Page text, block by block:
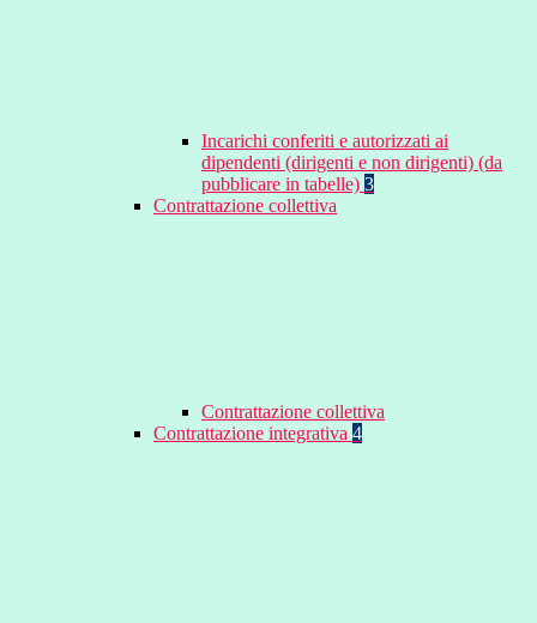
Incarichi conferiti e autorizzati ai
dipendenti (dirigenti e non dirigenti) (da
pubblicare in tabelle) 3
Contrattazione collettiva
Contrattazione collettiva
Contrattazione integrativa 4